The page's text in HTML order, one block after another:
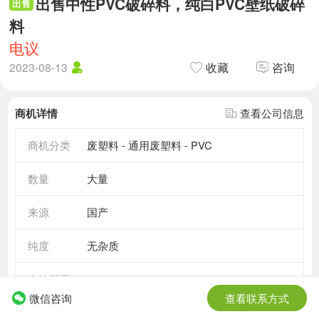
出售
料
电议
2023-08-13 收藏 咨询
商机详情 查看公司信息
商机分类 废塑料 - 通用废塑料 - PVC
数量 大量
来源 国产
纯度 无杂质
有效期至
微信咨询 查看联系方式